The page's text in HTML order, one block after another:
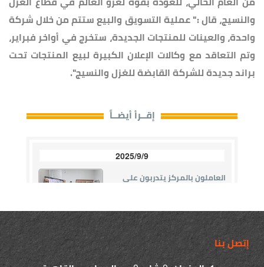
والنسيج، قال :" عملية التسويق والبيع ستتم من خلال شركة
واحدة، والعينات للمنتجات الجديدة، ستخرج في أواخر فبراير،
وتم التعاقد مع وكالات الإعلان الكبيرة لبيع المنتجات تحت
براند جديدة للشركة القابضة للغزل والنسيج".
إتصل بنا